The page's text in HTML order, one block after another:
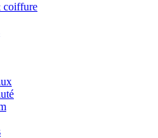
coiffure